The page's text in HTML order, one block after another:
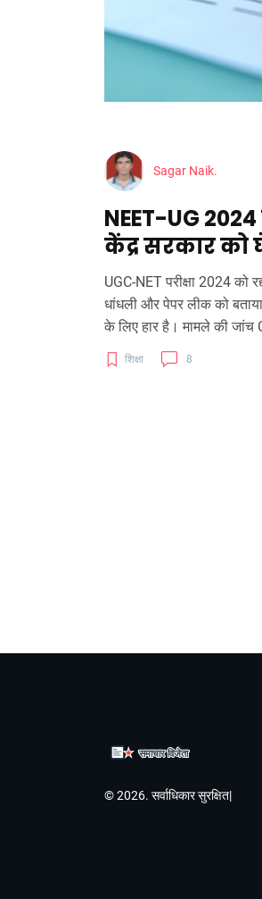
Sagar Naik.
NEET-UG
केंद्र सरकार को
UGC-NET परीक्षा 2024 को
धांधली और पेपर लीक को
के लिए हार है। मामले की जांच
शिक्षा 8
© 2026. सर्वाधिकार सुरक्षित|